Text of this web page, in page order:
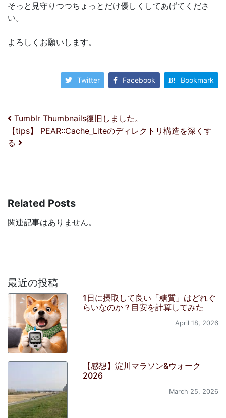
そっと見守りつつちょっとだけ優しくしてあげてくださ
い。
よろしくお願いします。
Twitter Facebook Bookmark
投稿ナビゲーション
Tumblr Thumbnails復旧しました。
【tips】 PEAR::Cache_Liteのディレクトリ構造を深くす
る
Related Posts
関連記事はありません。
最近の投稿
1日に摂取して良い「糖質」はどれぐ
らいなのか？目安を計算してみた
April 18, 2026
【感想】淀川マラソン&ウォーク
2026
March 25, 2026